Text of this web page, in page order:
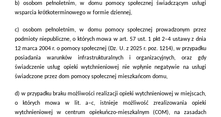
b) osobom pełnoletnim, w domu pomocy społecznej świadczącym usługi
wsparcia krótkoterminowego w formie dziennej,
c) osobom pełnoletnim, w domu pomocy społecznej prowadzonym przez
podmioty niepubliczne, o których mowa w art. 57 ust. 1 pkt 2–4 ustawy z dnia
12 marca 2004 r. o pomocy społecznej (Dz. U. z 2025 r. poz. 1214), w przypadku
posiadania warunków infrastrukturalnych i organizacyjnych, oraz gdy
świadczenie usług opieki wytchnieniowej nie wpłynie negatywie na usługi
świadczone przez dom pomocy społecznej mieszkańcom domu,
d) w przypadku braku możliwości realizacji opieki wytchnieniowej w miejscach,
o których mowa w lit. a–c, istnieje możliwość zrealizowania opieki
wytchnieniowej w centrum opiekuńczo-mieszkalnym (COM), na zasadach